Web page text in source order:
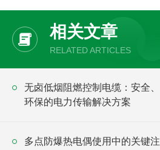
相关文章
RELATED ARTICLES
无卤低烟阻燃控制电缆：安全、
环保的电力传输解决方案
多点防爆热电偶使用中的关键注